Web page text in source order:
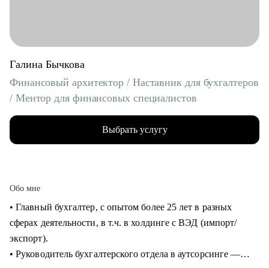
Галина Бычкова
Финансовый архитектор / Наставник для бухгалтеров
/ Ментор для финансовых специалистов
Выбрать услугу
Обо мне
• Главный бухгалтер, с опытом более 25 лет в разных
сферах деятельности, в т.ч. в холдинге с ВЭД (импорт/
экспорт).
• Руководитель бухгалтерского отдела в аутсорсинге —